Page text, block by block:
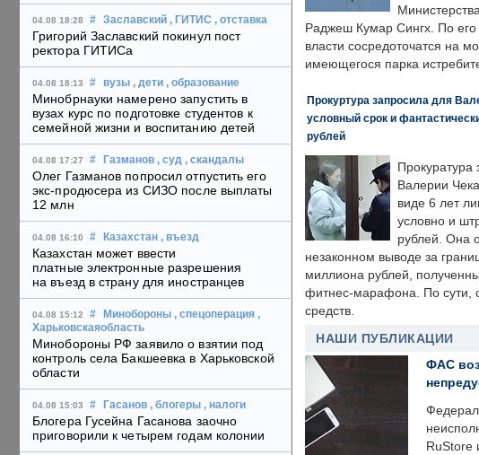
04.08 18:28 # Заславский , ГИТИС , отставка
Григорий Заславский покинул пост
ректора ГИТИСа
04.08 18:13 # вузы , дети , образование
Минобрнауки намерено запустить в
вузах курс по подготовке студентов к
семейной жизни и воспитанию детей
04.08 17:27 # Газманов , суд , скандалы
Олег Газманов попросил отпустить его
экс-продюсера из СИЗО после выплаты
12 млн
04.08 16:10 # Казахстан , въезд
Казахстан может ввести
платные электронные разрешения
на въезд в страну для иностранцев
04.08 15:12 # Минобороны , спецоперация ,
Харьковскаяобласть
Минобороны РФ заявило о взятии под
контроль села Бакшеевка в Харьковской
области
04.08 15:03 # Гасанов , блогеры , налоги
Блогера Гусейна Гасанова заочно
приговорили к четырем годам колонии
Раджеш Кумар Сингх. По
власти сосредоточатся на
имеющегося парка
Прокуртура запросила для
условный срок и
рублей
Прокуратура
Валерии
виде 6 лет
условно и
рублей. Она
незаконном выводе за
миллиона рублей,
фитнес-марафона. По сути,
средств.
НАШИ ПУБЛИКАЦИИ
ФАС
RuStore